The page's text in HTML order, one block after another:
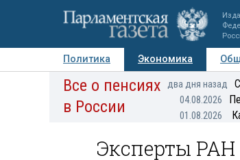
Политика Экономика
Авторы Персоны Мнения
Все о пенсиях
в России
два дня назад
04.08.2026
01.08.2026
Эксперты